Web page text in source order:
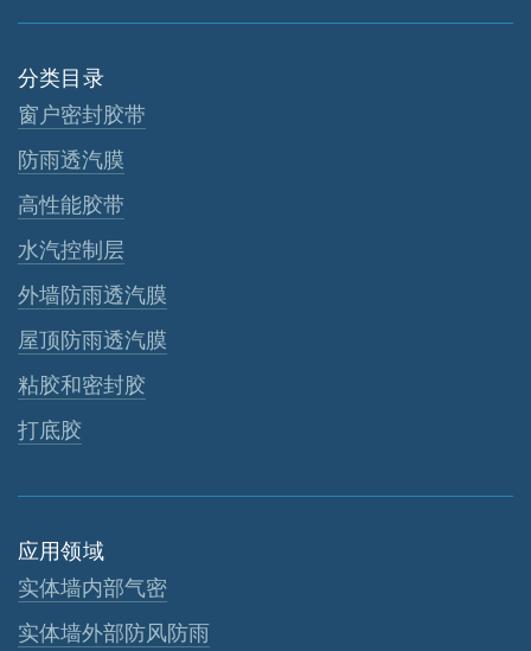
分类目录
窗户密封胶带
防雨透汽膜
高性能胶带
水汽控制层
外墙防雨透汽膜
屋顶防雨透汽膜
粘胶和密封胶
打底胶
应用领域
实体墙内部气密
实体墙外部防风防雨